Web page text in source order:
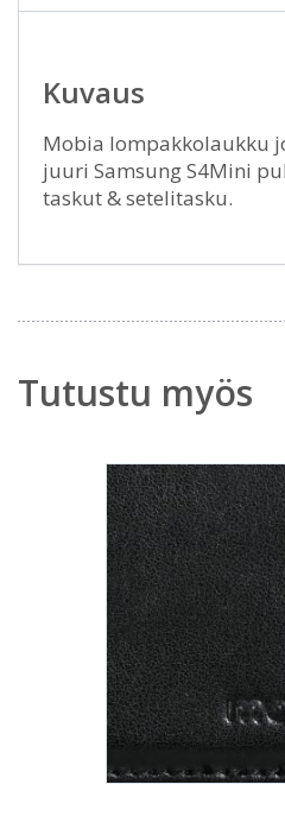
Kuvaus
Mobia lompakkolaukku
juuri Samsung S4Mini
taskut & setelitasku.
Tutustu myös